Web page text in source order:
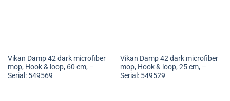
Vikan Damp 42 dark microfiber
mop, Hook & loop, 60 cm, –
Serial: 549569
Vikan Damp 42 dark microfiber
mop, Hook & loop, 25 cm, –
Serial: 549529